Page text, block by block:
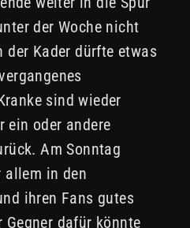
der Woche nicht
Kader dürfte etwas
sind wieder
ein oder andere
Am Sonntag
allem in den
ihren Fans gutes
Gegner dafür könnte